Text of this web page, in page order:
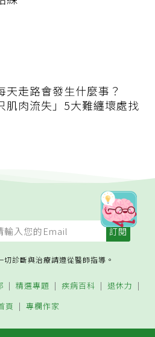
天走路會發生什麼事？
肌肉流失」5大難纏壞處找
診斷與治療請遵從醫師指導。
精選專題 疾病百科
退休力
頁
專欄作家